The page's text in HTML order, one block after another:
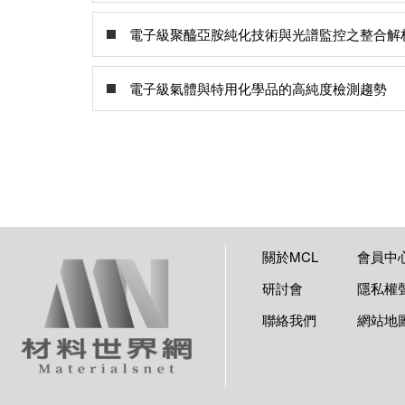
電子級聚醯亞胺純化技術與光譜監控之整合解
電子級氣體與特用化學品的高純度檢測趨勢
關於MCL
會員中
研討會
隱私權
聯絡我們
網站地